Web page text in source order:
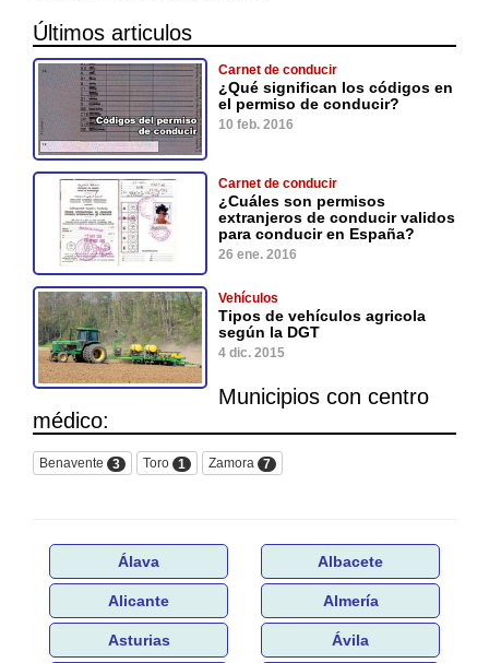
Últimos articulos
Carnet de conducir
¿Qué significan los códigos en
el permiso de conducir?
10 feb. 2016
Carnet de conducir
¿Cuáles son permisos
extranjeros de conducir validos
para conducir en España?
26 ene. 2016
Vehículos
Tipos de vehículos agricola
según la DGT
4 dic. 2015
Municipios con centro
médico:
Benavente 3 Toro 1 Zamora 7
Álava Albacete
Alicante Almería
Asturias Ávila